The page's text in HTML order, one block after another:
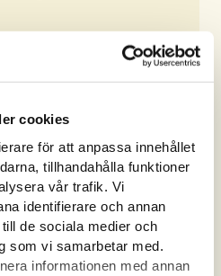
cookies
för att anpassa innehållet
tillhandahålla funktioner
vår trafik. Vi
identifierare och annan
de sociala medier och
som vi samarbetar med.
informationen med annan